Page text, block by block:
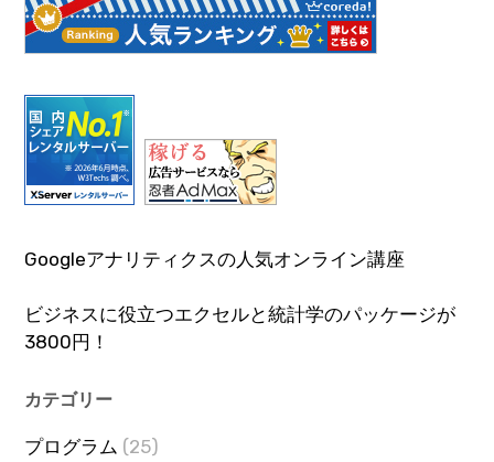
Googleアナリティクスの人気オンライン講座
ビジネスに役立つエクセルと統計学のパッケージが
3800円！
カテゴリー
プログラム (25)